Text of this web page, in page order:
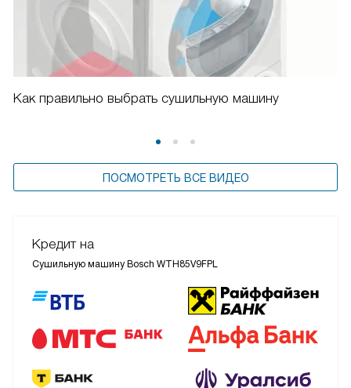
Как правильно выбрать сушильную машину
ПОСМОТРЕТЬ ВСЕ ВИДЕО
Кредит на
Сушильную машину Bosch WTH85V9FPL